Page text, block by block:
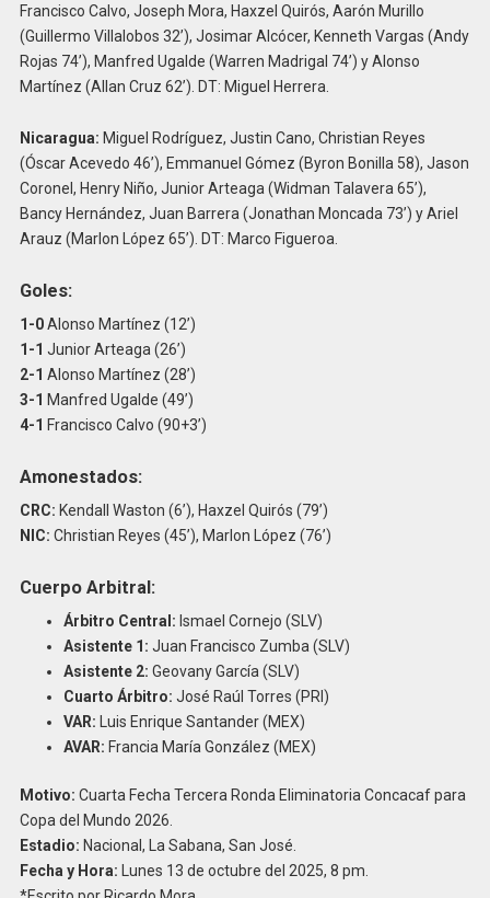
Francisco Calvo, Joseph Mora, Haxzel Quirós, Aarón Murillo
(Guillermo Villalobos 32’), Josimar Alcócer, Kenneth Vargas (Andy
Rojas 74’), Manfred Ugalde (Warren Madrigal 74’) y Alonso
Martínez (Allan Cruz 62’). DT: Miguel Herrera.
Nicaragua: Miguel Rodríguez, Justin Cano, Christian Reyes
(Óscar Acevedo 46’), Emmanuel Gómez (Byron Bonilla 58), Jason
Coronel, Henry Niño, Junior Arteaga (Widman Talavera 65’),
Bancy Hernández, Juan Barrera (Jonathan Moncada 73’) y Ariel
Arauz (Marlon López 65’). DT: Marco Figueroa.
Goles:
1-0Alonso Martínez (12’)
1-1 Junior Arteaga (26’)
2-1 Alonso Martínez (28’)
3-1 Manfred Ugalde (49’)
4-1 Francisco Calvo (90+3’)
Amonestados:
CRC: Kendall Waston (6’), Haxzel Quirós (79’)
NIC: Christian Reyes (45’), Marlon López (76’)
Cuerpo Arbitral:
Árbitro Central: Ismael Cornejo (SLV)
Asistente 1: Juan Francisco Zumba (SLV)
Asistente 2: Geovany García (SLV)
Cuarto Árbitro: José Raúl Torres (PRI)
VAR: Luis Enrique Santander (MEX)
AVAR: Francia María González (MEX)
Motivo: Cuarta Fecha Tercera Ronda Eliminatoria Concacaf para
Copa del Mundo 2026.
Estadio: Nacional, La Sabana, San José.
Fecha y Hora: Lunes 13 de octubre del 2025, 8 pm.